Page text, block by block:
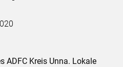
ADFC Kreis Unna. Lokale